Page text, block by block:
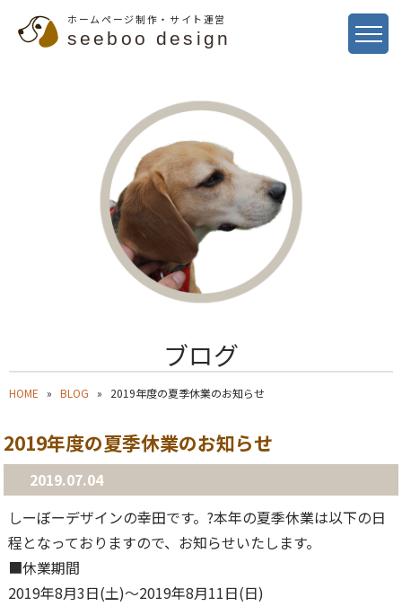
ホームページ制作・サイト運営
seeboo design
ブログ
HOME BLOG 2019年度の夏季休業のお知らせ
2019年度の夏季休業のお知らせ
2019.07.04
しーぼーデザインの幸田です。?本年の夏季休業は以下の日
程となっておりますので、お知らせいたします。
■休業期間
2019年8月3日(土)〜2019年8月11日(日)